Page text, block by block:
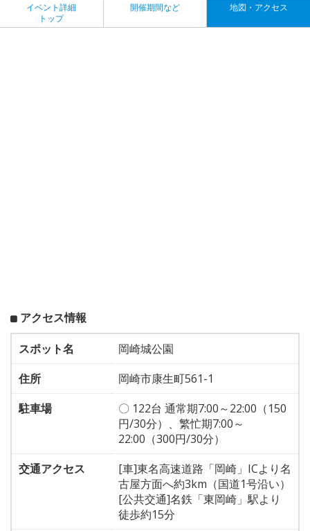
イベント詳細
トップ
開催期間など 地図・アクセス
アクセス情報
スポット名
岡崎城公園
住所
岡崎市康生町561-1
駐車場
〇 122台 通常期7:00～22:00（150
円/30分）、繁忙期7:00～
22:00（300円/30分）
交通アクセス
[車]東名高速道路「岡崎」ICより名
古屋方面へ約3km（国道1号沿い）
[公共交通]名鉄「東岡崎」駅より
徒歩約15分